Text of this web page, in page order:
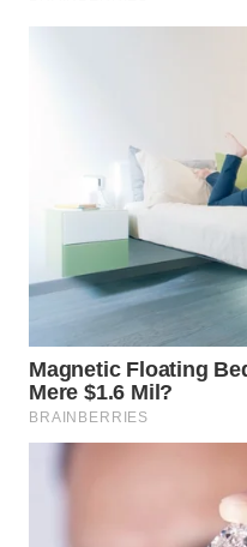
TINGGI
WN
PAKPAK
WN
BEKASI